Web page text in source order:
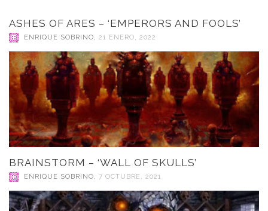
ASHES OF ARES – ‘EMPERORS AND FOOLS’
ENRIQUE SOBRINO, 21 ENERO, 2022
BRAINSTORM – ‘WALL OF SKULLS’
ENRIQUE SOBRINO, 7 OCTUBRE, 2021